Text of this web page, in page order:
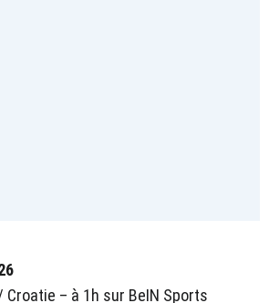
Croatie – à 1h sur BeIN Sports